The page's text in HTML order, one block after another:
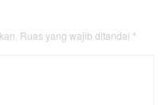
Ruas yang wajib ditandai *